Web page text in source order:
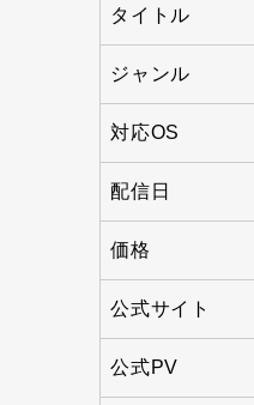
タイトル
ジャンル
対応OS
配信日
価格
公式サイト
公式PV